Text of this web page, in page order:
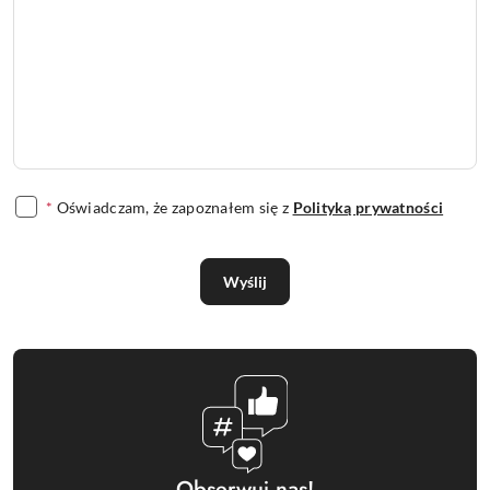
* Oświadczam, że zapoznałem się z Polityką prywatności
Wyślij